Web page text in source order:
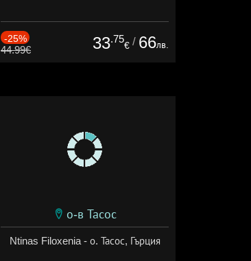
-25%
44.99€ 33.75
€ / 66лв.
о-в Тасос
Ntinas Filoxenia - о. Тасос, Гърция